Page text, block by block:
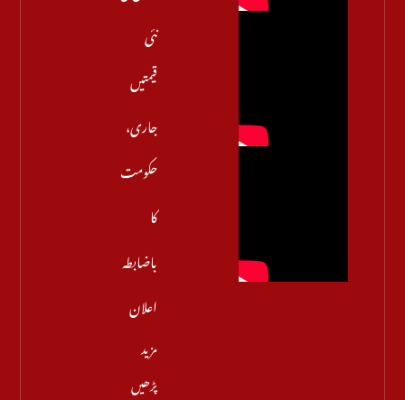
نئی
قیمتیں
جاری،
حکومت
کا
باضابطہ
اعلان
مزید
پڑھیں